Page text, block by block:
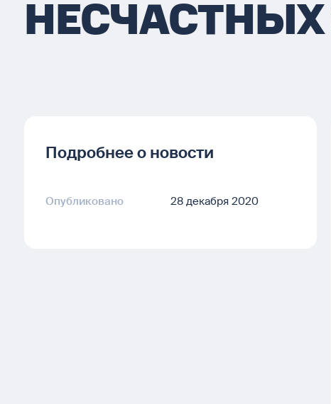
НЕСЧАСТНЫХ
Подробнее о новости
Опубликовано 28 декабря 2020